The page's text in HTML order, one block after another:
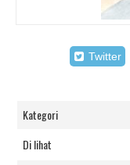
Twitter
Kategori
Di lihat